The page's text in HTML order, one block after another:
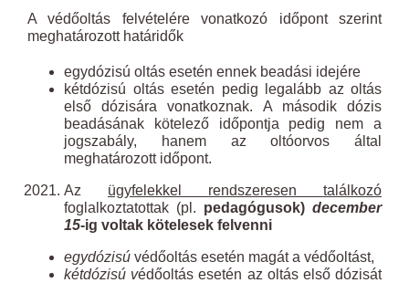
A védőoltás felvételére vonatkozó időpont szerint
meghatározott határidők
egydózisú oltás esetén ennek beadási idejére
kétdózisú oltás esetén pedig legalább az oltás
első dózisára vonatkoznak. A második dózis
beadásának kötelező időpontja pedig nem a
jogszabály, hanem az oltóorvos által
meghatározott időpont.
Az ügyfelekkel rendszeresen találkozó
foglalkoztatottak (pl. pedagógusok) december
15-ig voltak kötelesek felvenni
egydózisú védőoltás esetén magát a védőoltást,
kétdózisú védőoltás esetén az oltás első dózisát